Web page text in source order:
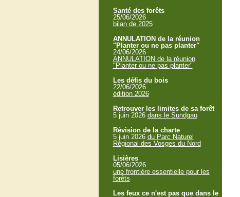
Santé des forêts
25/06/2026
bilan de 2025
ANNULATION de la réunion
"Planter ou ne pas planter"
24/06/2026
ANNULATION de la réunion
"Planter ou ne pas planter"
Les défis du bois
22/06/2026
édition 2026
Retrouver les limites de sa forêt
5 juin 2026 dans le Sundgau
Révision de la charte
5 juin 2026 du Parc Naturel
Régional des Vosges du Nord
Lisières
05/06/2026
une frontière essentielle pour les
forêts
Les feux ce n'est pas que dans le